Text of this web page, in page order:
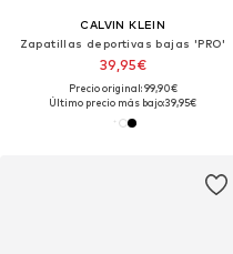
CALVIN KLEIN
Zapatillas deportivas bajas 'PRO'
39,95€
Precio original: 99,90€
Último precio más bajo:39,95€